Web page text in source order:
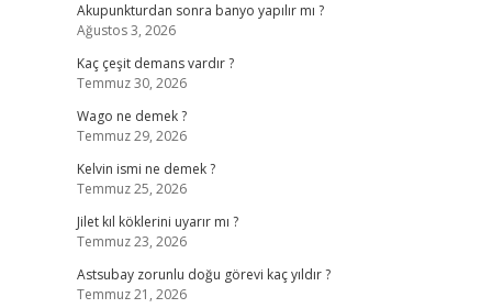
Akupunkturdan sonra banyo yapılır mı ?
Ağustos 3, 2026
Kaç çeşit demans vardır ?
Temmuz 30, 2026
Wago ne demek ?
Temmuz 29, 2026
Kelvin ismi ne demek ?
Temmuz 25, 2026
Jilet kıl köklerini uyarır mı ?
Temmuz 23, 2026
Astsubay zorunlu doğu görevi kaç yıldır ?
Temmuz 21, 2026